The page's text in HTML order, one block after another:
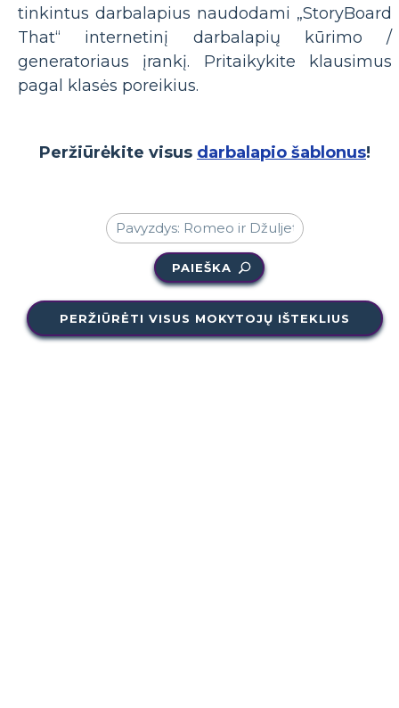
tinkintus darbalapius naudodami „StoryBoard
That“ internetinį darbalapių kūrimo /
generatoriaus įrankį. Pritaikykite klausimus
pagal klasės poreikius.
Peržiūrėkite visus darbalapio šablonus!
PAIEŠKA
PERŽIŪRĖTI VISUS MOKYTOJŲ IŠTEKLIUS